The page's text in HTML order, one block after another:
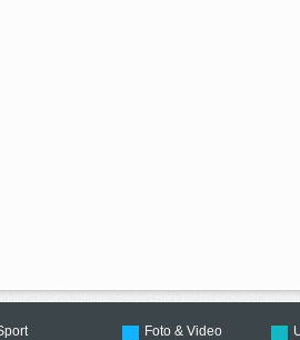
Foto & Video